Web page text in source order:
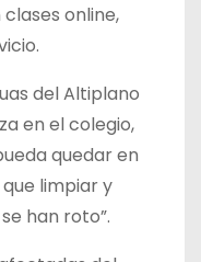
online,
del Altiplano
en el colegio,
quedar en
limpiar y
han roto”.